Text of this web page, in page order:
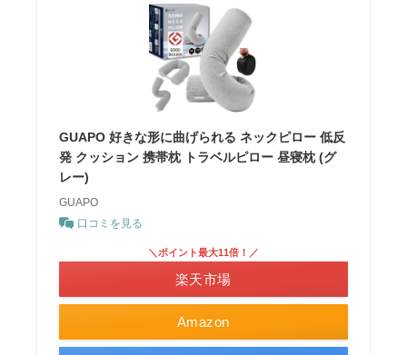
GUAPO 好きな形に曲げられる ネックピロー 低反
発 クッション 携帯枕 トラベルピロー 昼寝枕 (グ
レー)
GUAPO
口コミを見る
Amazon
＼ポイント最大11倍！／
楽天市場